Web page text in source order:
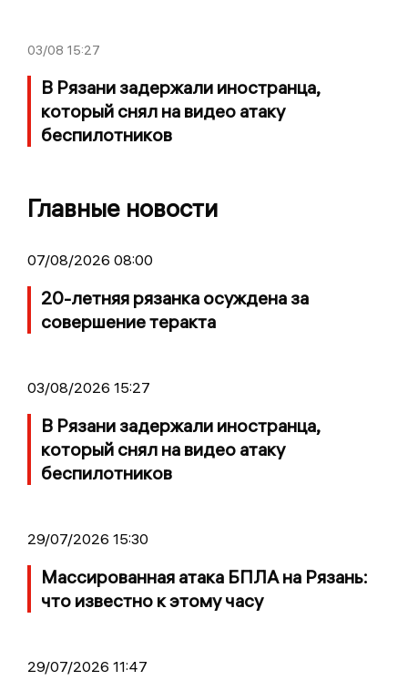
03/08 15:27
В Рязани задержали иностранца,
который снял на видео атаку
беспилотников
Главные новости
07/08/2026 08:00
20-летняя рязанка осуждена за
совершение теракта
03/08/2026 15:27
В Рязани задержали иностранца,
который снял на видео атаку
беспилотников
29/07/2026 15:30
Массированная атака БПЛА на Рязань:
что известно к этому часу
29/07/2026 11:47